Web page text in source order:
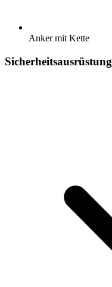
Anker mit Kette
Sicherheitsausrüstung